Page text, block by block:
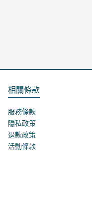
相關條款
服務條款
隱私政策
退款政策
活動條款